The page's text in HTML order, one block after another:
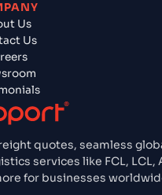
quotes, seamless
services like FCL, LCL,
for businesses
Us
Us